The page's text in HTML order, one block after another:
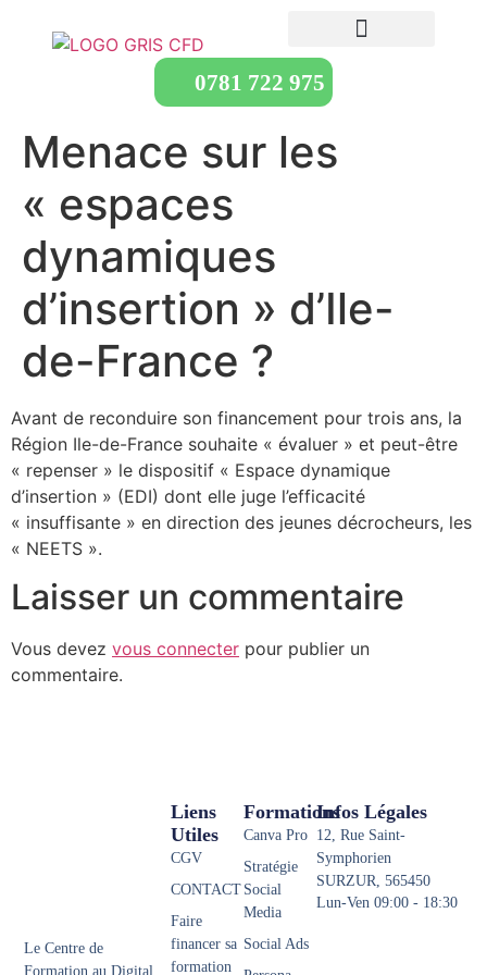
0781 722 975
Menace sur les
« espaces
dynamiques
d’insertion » d’Ile-
de-France ?
Avant de reconduire son financement pour trois ans, la
Région Ile-de-France souhaite « évaluer » et peut-être
« repenser » le dispositif « Espace dynamique
d’insertion » (EDI) dont elle juge l’efficacité
« insuffisante » en direction des jeunes décrocheurs, les
« NEETS ».
Laisser un commentaire
Vous devez vous connecter pour publier un
commentaire.
Le Centre de
Formation au Digital
Formations
Canva Pro
Stratégie
Social
Media
Social Ads
Liens
Utiles
CGV
CONTACT
Faire
financer sa
formation
Infos Légales
12, Rue Saint-
Symphorien
SURZUR, 565450
Lun-Ven 09:00 - 18:30